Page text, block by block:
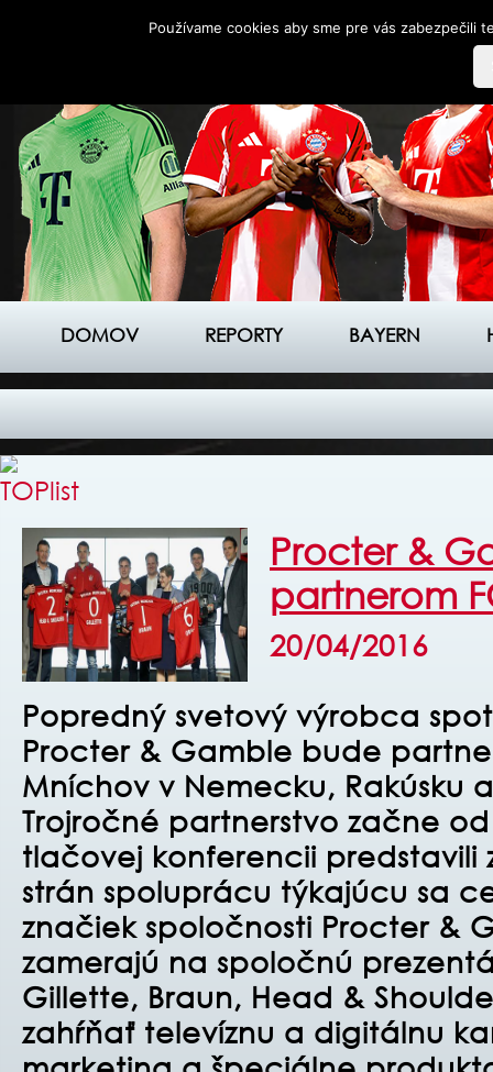
DOMOV REPORTY BAYERN
Procter &
partnerom
20/04/2016
Popredný svetový výrobca
Procter & Gamble bude
Mníchov v Nemecku, Rakúsku
Trojročné partnerstvo začne od
tlačovej konferencii
strán spoluprácu týkajúcu sa
značiek spoločnosti Procter &
zamerajú na spoločnú
Gillette, Braun, Head &
zahŕňať televíznu a digitálnu
Používame cookies aby sme pre vás zabezpečili